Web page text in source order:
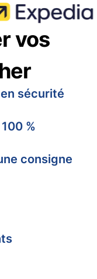
vos
sécurité
%
consigne